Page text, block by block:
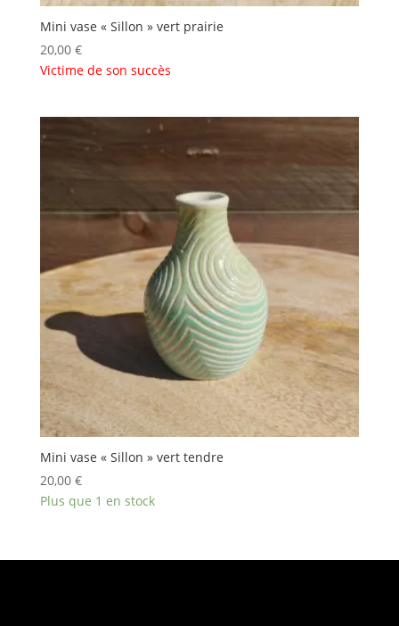
Mini vase « Sillon » vert prairie
20,00 €
Victime de son succès
Mini vase « Sillon » vert tendre
20,00 €
Plus que 1 en stock